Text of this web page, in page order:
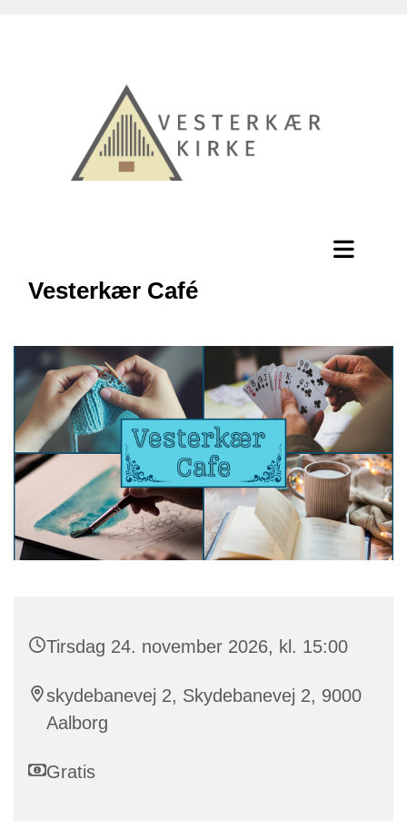
Vesterkær Café
Tirsdag 24. november 2026, kl. 15:00
skydebanevej 2, Skydebanevej 2, 9000
Aalborg
Gratis